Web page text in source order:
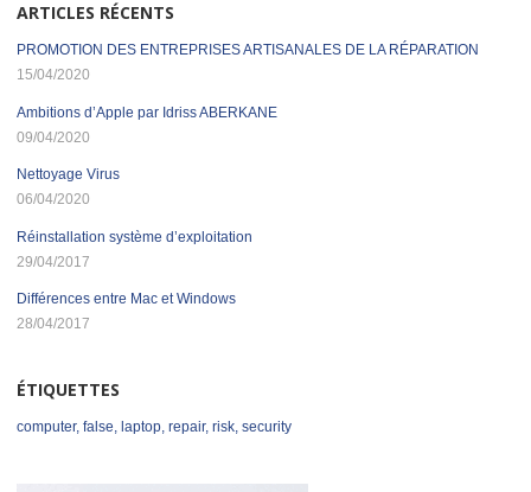
ARTICLES RÉCENTS
PROMOTION DES ENTREPRISES ARTISANALES DE LA RÉPARATION
15/04/2020
Ambitions d’Apple par Idriss ABERKANE
09/04/2020
Nettoyage Virus
06/04/2020
Réinstallation système d’exploitation
29/04/2017
Différences entre Mac et Windows
28/04/2017
ÉTIQUETTES
computer, false, laptop, repair, risk, security